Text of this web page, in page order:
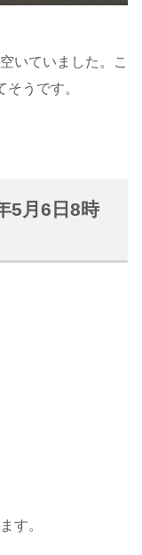
いていました。こ
うです。
5月6日8時
す。